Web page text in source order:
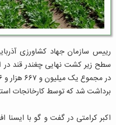
رییس سازمان جهاد کشاورزی
برداشت شد که توسط کارخانجات
اکبر کرامتی در گفت و گو با ایسنا